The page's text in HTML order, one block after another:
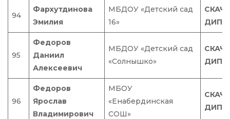
94
Фархутдинова
Эмилия
МБДОУ «Детский сад
16»
95
Федоров
Даниил
Алексеевич
МБДОУ «Детский сад
«Солнышко»
96
Федоров
Ярослав
Владимирович
МБОУ
«Енабердинская
СОШ»